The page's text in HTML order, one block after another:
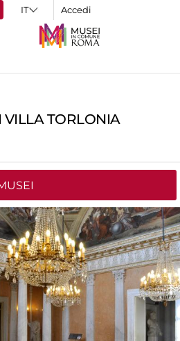
Accedi
VILLA TORLONIA